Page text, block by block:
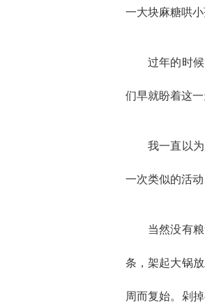
一大块麻糖哄
过年的时候，
们早就盼着这一
我一直以为麻
一次类似的活
当然没有粮食
条，架起大锅
周而复始。剁